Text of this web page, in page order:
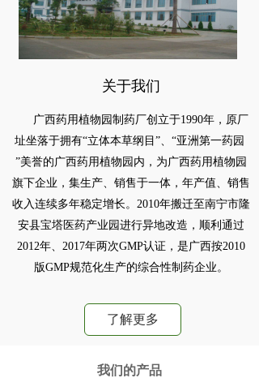
o
n
关于我们
址坐落于拥有“立体本草纲目”、“亚洲第一药园
”美誉的广西药用植物园内，为广西药用植物园
旗下企业，集生产、销售于一体，年产值、销售
收入连续多年稳定增长。2010年搬迁至南宁市隆
安县宝塔医药产业园进行异地改造，顺利通过
2012年、2017年两次GMP认证，是广西按2010
版GMP规范化生产的综合性制药企业。
了解更多
我们的产品